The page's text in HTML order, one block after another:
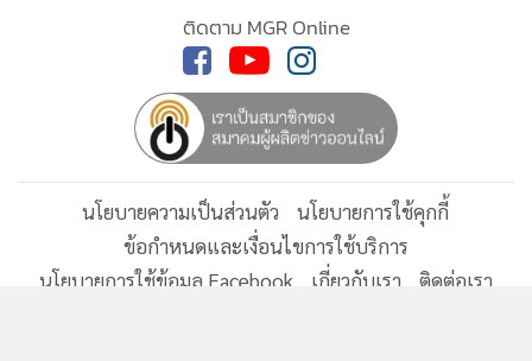
ประเทศไทย (รฟท.) ที่จะนำจากกองทุนต่างๆ มารวมกัน ซึ่งกรณี
ผู้เสียชีวิตอยู่ที่ประมาณ 2,390,000 บาท ส่วนผู้ได้รับบาดเจ็บ
วงเงินสูงสุดอยู่ที่ประมาณหนึ่งล้านบาท
ยอดนิยม
อ่านเพิ่มเติม